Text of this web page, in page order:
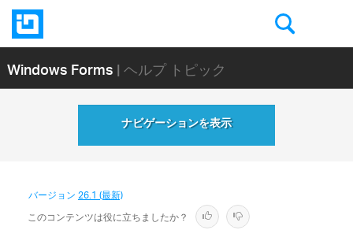
Windows Forms| ヘルプ トピック
ナビゲーションを表示
バージョン26.1 (最新)
このコンテンツは役に立ちましたか？